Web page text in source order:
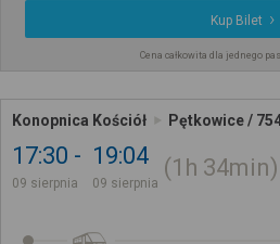
Kup Bilet
Cena całkowita dla jednego
Konopnica Kościół Pętkowice /
17:30
09 sierpnia
19:04
09 sierpnia
1h 34min